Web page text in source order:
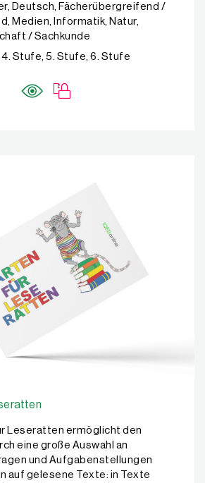
Deutsch, Fächerübergreifend /
Medien, Informatik, Natur,
/ Sachkunde
Stufe, 5. Stufe, 6. Stufe
Leseratten ermöglicht den
eine große Auswahl an
und Aufgabenstellungen
auf gelesene Texte: in Texte